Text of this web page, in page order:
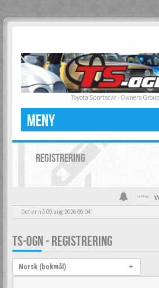
Toyota Sportscar - Owners
MENY
REGISTRERING
Det er nå 09 aug 2026 00:04
TS-OGN - REGISTRERING
Språk:
Norsk (bokmål)